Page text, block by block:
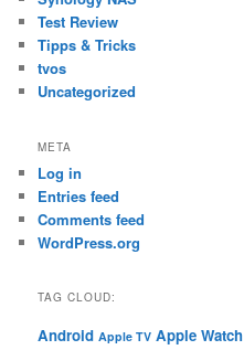
Test Review
Tipps & Tricks
tvos
Uncategorized
META
Log in
Entries feed
Comments feed
WordPress.org
TAG CLOUD:
Android Apple TV Apple Watch